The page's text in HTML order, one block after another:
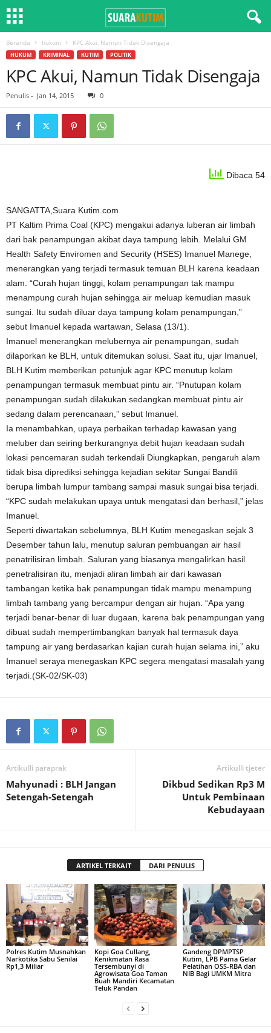
Beranda hukum KPC Akui, Namun Tidak Disengaja
HUKUM KRIMINAL KUTIM POLITIK
KPC Akui, Namun Tidak Disengaja
Penulis - Jan 14, 2015 0
Dibaca 54
SANGATTA,Suara Kutim.com
PT Kaltim Prima Coal (KPC) mengakui adanya luberan air limbah
dari bak penampungan akibat daya tampung lebih. Melalui GM
Health Safety Enviromen and Security (HSES) Imanuel Manege,
menerangkan yang terjadi termasuk temuan BLH karena keadaan
alam. “Curah hujan tinggi, kolam penampungan tak mampu
menampung curah hujan sehingga air meluap kemudian masuk
sungai. Itu sudah diluar daya tampung kolam penampungan,”
sebut Imanuel kepada wartawan, Selasa (13/1).
Imanuel menerangkan melubernya air penampungan, sudah
dilaporkan ke BLH, untuk ditemukan solusi. Saat itu, ujar Imanuel,
BLH Kutim memberikan petunjuk agar KPC menutup kolam
penampungan termasuk membuat pintu air. “Pnutupan kolam
penampungan sudah dilakukan sedangkan membuat pintu air
sedang dalam perencanaan,” sebut Imanuel.
Ia menambahkan, upaya perbaikan terhadap kawasan yang
meluber dan seiring berkurangnya debit hujan keadaan sudah
lokasi pencemaran sudah terkendali Diungkapkan, pengaruh alam
tidak bisa diprediksi sehingga kejadian sekitar Sungai Bandili
berupa limbah lumpur tambang sampai masuk sungai bisa terjadi.
“KPC sudah melakukan upaya untuk mengatasi dan berhasil,” jelas
Imanuel.
Seperti diwartakan sebelumnya, BLH Kutim menegaskan sejak 3
Desember tahun lalu, menutup saluran pembuangan air hasil
penatrilisiran limbah. Saluran yang biasanya mengalirkan hasil
penetralisiran itu, menjadi aliran limbah air dari kawasan
tambangan ketika bak penampungan tidak mampu menampung
limbah tambang yang bercampur dengan air hujan. “Apa yang
terjadi benar-benar di luar dugaan, karena bak penampungan yang
dibuat sudah mempertimbangkan banyak hal termasuk daya
tampung air yang berdasarkan kajian curah hujan selama ini,” aku
Imanuel seraya menegaskan KPC segera mengatasi masalah yang
terjadi.(SK-02/SK-03)
Artikulli paraprak
Mahyunadi : BLH Jangan
Setengah-Setengah
Artikulli tjetër
Dikbud Sedikan Rp3 M
Untuk Pembinaan
Kebudayaan
ARTIKEL TERKAIT DARI PENULIS
Polres Kutim Musnahkan
Narkotika Sabu Senilai
Rp1,3 Miliar
Kopi Goa Cullang,
Kenikmatan Rasa
Tersembunyi di
Agrowisata Goa Taman
Buah Mandiri Kecamatan
Teluk Pandan
Gandeng DPMPTSP
Kutim, LPB Pama Gelar
Pelatihan OSS-RBA dan
NIB Bagi UMKM Mitra